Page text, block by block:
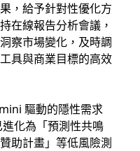
，給予針對性優化方
在線報告分析會議，
察市場變化，及時調
具與商業目標的高效
驅動的隱性需求
化為「預測性共鳴
助計畫」等低風險測